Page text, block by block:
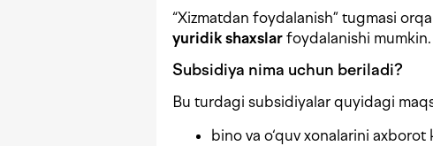
“Xizmatdan foydalanish” tugmasi
yuridik shaxslar foydalanishi mumkin.
Subsidiya nima uchun beriladi?
Bu turdagi subsidiyalar quyidagi
bino va o‘quv xonalarini